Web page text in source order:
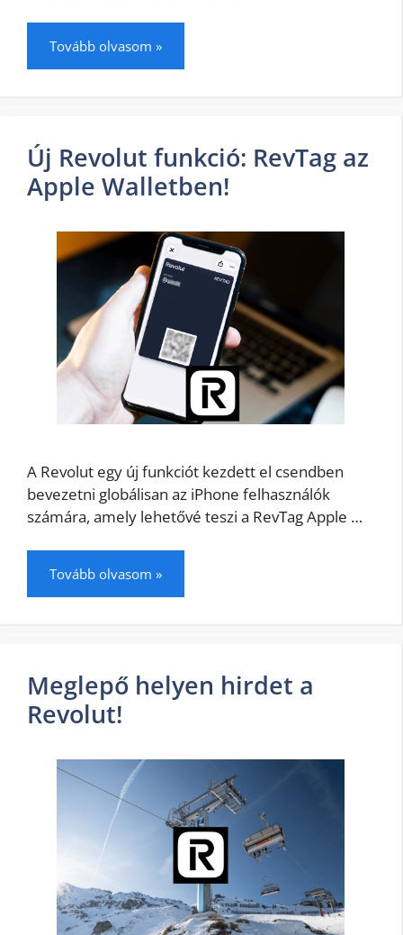
Tovább olvasom »
Új Revolut funkció: RevTag az
Apple Walletben!
A Revolut egy új funkciót kezdett el csendben
bevezetni globálisan az iPhone felhasználók
számára, amely lehetővé teszi a RevTag Apple …
Tovább olvasom »
Meglepő helyen hirdet a
Revolut!